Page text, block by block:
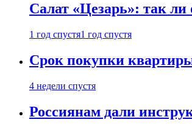
Салат «Цезарь»: так
1 год спустя1 год спустя
Срок покупки
4 недели спустя
Россиянам дали